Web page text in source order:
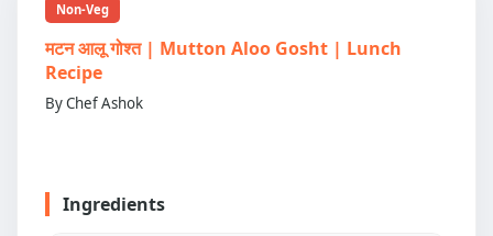
Non-Veg
मटन आलू गोश्त | Mutton Aloo Gosht | Lunch
Recipe
By Chef Ashok
Ingredients